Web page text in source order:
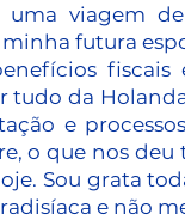
uma viagem
futura
tudo da
e
o que nos
Sou grata
e não